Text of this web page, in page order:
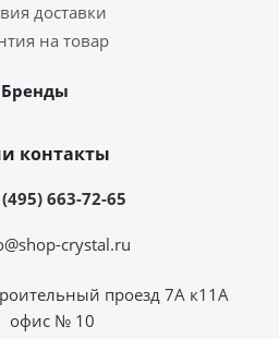
доставки
на товар
Бренды
контакты
663-72-65
crystal.ru
проезд 7А к11А
офис № 10